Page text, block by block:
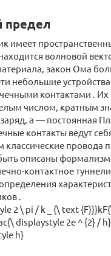
предел
имеет
волновой
закон Ома
небольшие
контактами . Их
числом, кратным
а — постоянная
контакты ведут
классические провода
описаны
контактное
.
2 \ pi / k _ {\ text
displaystyle 2e ^ {2} /
h}